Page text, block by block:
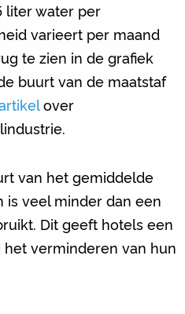
liter water per
varieert per maand
te zien in de grafiek
buurt van de maatstaf
over
van het gemiddelde
is veel minder dan een
Dit geeft hotels een
verminderen van hun